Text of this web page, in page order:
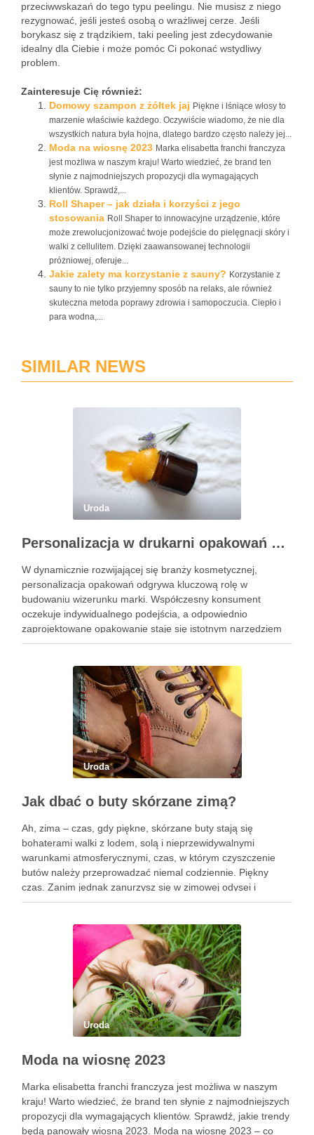
przeciwwskazań do tego typu peelingu. Nie musisz z niego
rezygnować, jeśli jesteś osobą o wrażliwej cerze. Jeśli
borykasz się z trądzikiem, taki peeling jest zdecydowanie
idealny dla Ciebie i może pomóc Ci pokonać wstydliwy
problem.
Zainteresuje Cię również:
Domowy szampon z żółtek jaj Piękne i lśniące włosy to
marzenie właściwie każdego. Oczywiście wiadomo, że nie dla
wszystkich natura była hojna, dlatego bardzo często należy jej...
Moda na wiosnę 2023 Marka elisabetta franchi franczyza
jest możliwa w naszym kraju! Warto wiedzieć, że brand ten
słynie z najmodniejszych propozycji dla wymagających
klientów. Sprawdź,...
Roll Shaper – jak działa i korzyści z jego
stosowania Roll Shaper to innowacyjne urządzenie, które
może zrewolucjonizować twoje podejście do pielęgnacji skóry i
walki z cellulitem. Dzięki zaawansowanej technologii
próżniowej, oferuje...
Jakie zalety ma korzystanie z sauny? Korzystanie z
sauny to nie tylko przyjemny sposób na relaks, ale również
skuteczna metoda poprawy zdrowia i samopoczucia. Ciepło i
para wodna,...
SIMILAR NEWS
Uroda
Personalizacja w drukarni opakowań kosmetycznych
W dynamicznie rozwijającej się branży kosmetycznej,
personalizacja opakowań odgrywa kluczową rolę w
budowaniu wizerunku marki. Współczesny konsument
oczekuje indywidualnego podejścia, a odpowiednio
zaprojektowane opakowanie staje się istotnym narzędziem
komunikacji z klientem. Drukarnia opakowań kosmetycznych
umożliwia personalizację, która zwiększa lojalność
konsumentów i pozwala …
Uroda
Jak dbać o buty skórzane zimą?
Ah, zima – czas, gdy piękne, skórzane buty stają się
bohaterami walki z lodem, solą i nieprzewidywalnymi
warunkami atmosferycznymi, czas, w którym czyszczenie
butów należy przeprowadzać niemal codziennie. Piękny
czas. Zanim jednak zanurzysz się w zimowej odysei i
rozpłyniesz nad pięknem białego krajobrazu, dowiedz się, jak
Uroda
Moda na wiosnę 2023
Marka elisabetta franchi franczyza jest możliwa w naszym
kraju! Warto wiedzieć, że brand ten słynie z najmodniejszych
propozycji dla wymagających klientów. Sprawdź, jakie trendy
będą panowały wiosną 2023. Moda na wiosnę 2023 – co